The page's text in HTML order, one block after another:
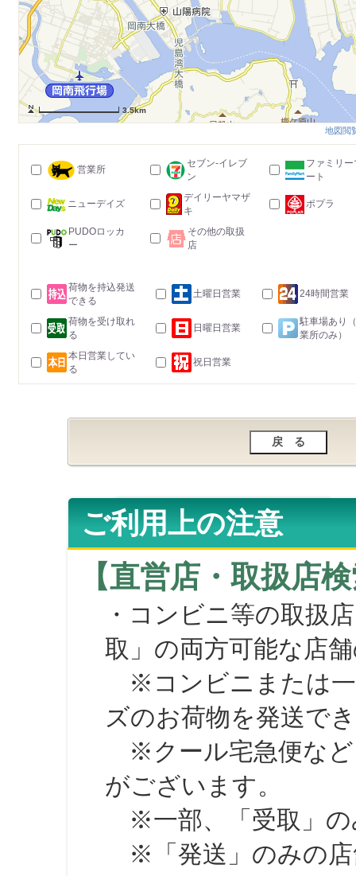
3.5km
地図閲
営業所
セブン-イレブ
ン
ファミリー
ート
ニューデイズ
デイリーヤマザ
キ
ポプラ
PUDOロッカ
ー
その他の取扱
店
荷物を持込発送
できる
土曜日営業 24時間営業
荷物を受け取れ
る
日曜日営業
駐車場あり
業所のみ）
本日営業してい
る
祝日営業
ご利用上の注意
【直営店・取扱店
・コンビニ等の取扱
取」の両方可能な店
※コンビニまたは一
ズのお荷物を発送で
※クール宅急便など
がございます。
※一部、「受取」の
※「発送」のみの店